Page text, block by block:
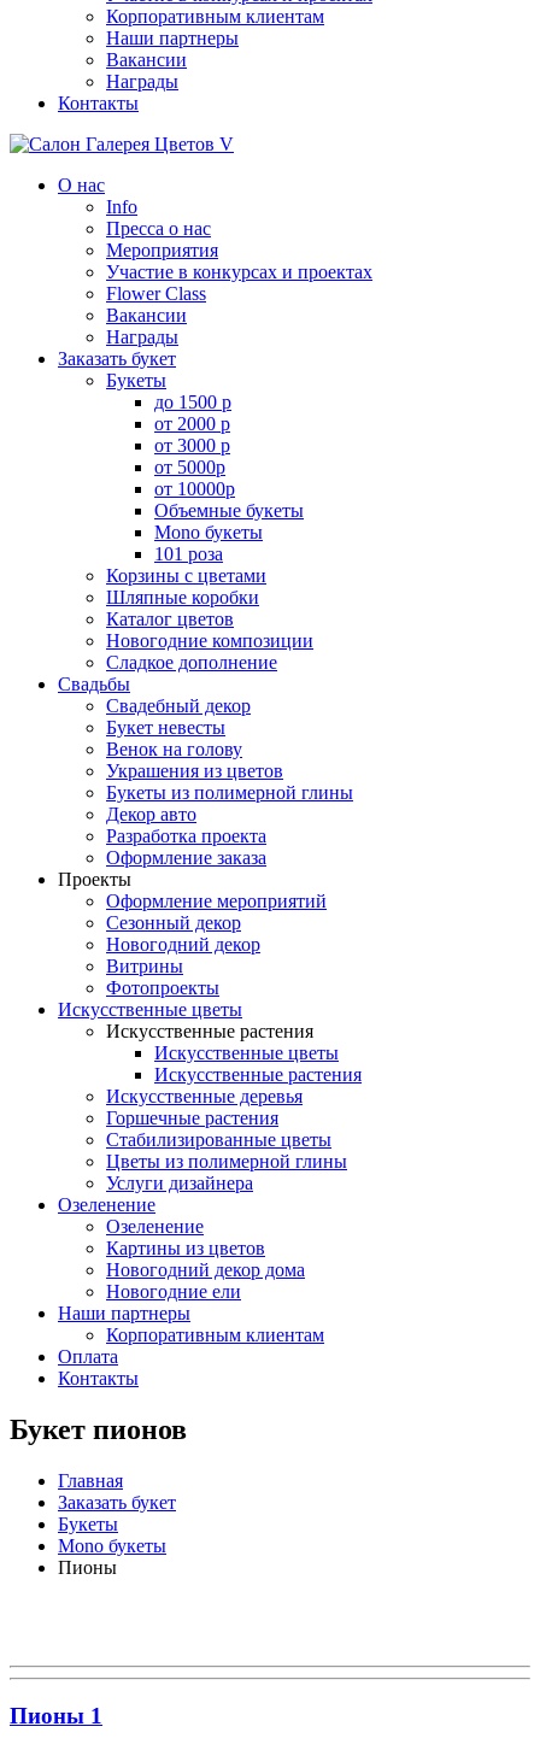
Корпоративным клиентам
Наши партнеры
Вакансии
Награды
Контакты
О нас
Info
Пресса о нас
Мероприятия
Участие в конкурсах и проектах
Flower Class
Вакансии
Награды
Заказать букет
Букеты
до 1500 р
от 2000 р
от 3000 р
от 5000р
от 10000р
Объемные букеты
Mono букеты
101 роза
Корзины с цветами
Шляпные коробки
Каталог цветов
Новогодние композиции
Сладкое дополнение
Свадьбы
Свадебный декор
Букет невесты
Венок на голову
Украшения из цветов
Букеты из полимерной глины
Декор авто
Разработка проекта
Оформление заказа
Проекты
Оформление мероприятий
Сезонный декор
Новогодний декор
Витрины
Фотопроекты
Искусственные цветы
Искусственные растения
Искусственные цветы
Искусственные растения
Искусственные деревья
Горшечные растения
Стабилизированные цветы
Цветы из полимерной глины
Услуги дизайнера
Озеленение
Озеленение
Картины из цветов
Новогодний декор дома
Новогодние ели
Наши партнеры
Корпоративным клиентам
Оплата
Контакты
Букет пионов
Главная
Заказать букет
Букеты
Mono букеты
Пионы
Пионы 1